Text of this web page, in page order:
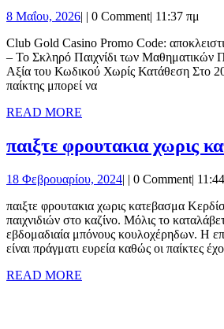
Casino
Promo
Code:
GR
–
Σκληρό
Παιχνίδι
των
8 Μαΐου, 20268
2026
| | 0 Comment| 11:37 πμ
Club Gold Casino Promo Code: αποκλειστικός χωρίς κατάθεση GR
– Το Σκληρό Παιχνίδι των
Αξία του Κωδικού Χωρίς Κατάθεση Στο
παίκτης μπορεί να
READ MORE
παιξτε φρουτακια χωρις
18 Φεβρουαρίου, 202418
2024
| | 0 Comment|
παιξτε φρουτακια χωρις κατεβασμα Κερδίστε σε παιχνίδια τυχερών
παιχνιδιών στο καζίνο. Μόλις το
εβδομαδιαία μπόνους κουλοχέρηδων. Η
είναι πράγματι ευρεία καθώς οι παίκτες
READ MORE